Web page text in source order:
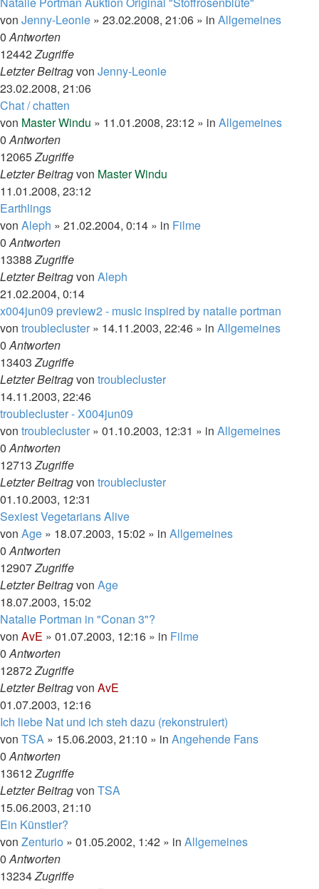
von Jenny-Leonie » 23.02.2008, 21:06 » in Allgemeines
0Antworten
12442Zugriffe
Letzter Beitragvon Jenny-Leonie
23.02.2008, 21:06
Chat / chatten
von Master Windu » 11.01.2008, 23:12 » in Allgemeines
0Antworten
12065Zugriffe
Letzter Beitragvon Master Windu
11.01.2008, 23:12
Earthlings
von Aleph » 21.02.2004, 0:14 » in Filme
0Antworten
13388Zugriffe
Letzter Beitragvon Aleph
21.02.2004, 0:14
x004jun09 preview2 - music inspired by natalie portman
von troublecluster » 14.11.2003, 22:46 » in Allgemeines
0Antworten
13403Zugriffe
Letzter Beitragvon troublecluster
14.11.2003, 22:46
troublecluster - X004jun09
von troublecluster » 01.10.2003, 12:31 » in Allgemeines
0Antworten
12713Zugriffe
Letzter Beitragvon troublecluster
01.10.2003, 12:31
Sexiest Vegetarians Alive
von Age » 18.07.2003, 15:02 » in Allgemeines
0Antworten
12907Zugriffe
Letzter Beitragvon Age
18.07.2003, 15:02
Natalie Portman in "Conan 3"?
von AvE » 01.07.2003, 12:16 » in Filme
0Antworten
12872Zugriffe
Letzter Beitragvon AvE
01.07.2003, 12:16
Ich liebe Nat und ich steh dazu (rekonstruiert)
von TSA » 15.06.2003, 21:10 » in Angehende Fans
0Antworten
13612Zugriffe
Letzter Beitragvon TSA
15.06.2003, 21:10
Ein Künstler?
von Zenturio » 01.05.2002, 1:42 » in Allgemeines
0Antworten
13234Zugriffe